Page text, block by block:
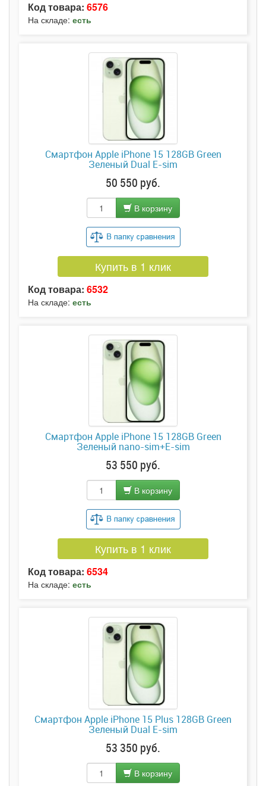
Код товара: 6576
На складе: есть
Смартфон Apple iPhone 15 128GB Green
Зеленый Dual E-sim
50 550 руб.
В корзину
Купить в 1 клик
Код товара: 6532
На складе: есть
Смартфон Apple iPhone 15 128GB Green
Зеленый nano-sim+E-sim
53 550 руб.
В корзину
Купить в 1 клик
Код товара: 6534
На складе: есть
Смартфон Apple iPhone 15 Plus 128GB Green
Зеленый Dual E-sim
53 350 руб.
В корзину